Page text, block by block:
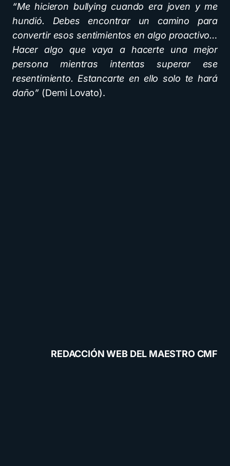
“Me hicieron bullying cuando era joven y me
hundió. Debes encontrar un camino para
convertir esos sentimientos en algo proactivo…
Hacer algo que vaya a hacerte una mejor
persona mientras intentas superar ese
resentimiento. Estancarte en ello solo te hará
daño” (Demi Lovato).
REDACCIÓN WEB DEL MAESTRO CMF